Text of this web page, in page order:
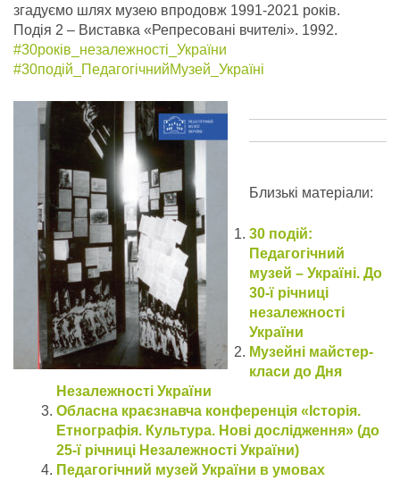
згадуємо шлях музею впродовж 1991-2021 років.
Подія 2 – Виставка «Репресовані вчителі». 1992.
#30років_незалежності_України
#30подій_ПедагогічнийМузей_ Україні
Близькі матеріали:
30 подій:
Педагогічний
музей – Україні. До
30-ї річниці
незалежності
України
Музейні майстер-
класи до Дня
Незалежності України
Обласна краєзнавча конференція «Історія.
Етнографія. Культура. Нові дослідження» (до
25-ї річниці Незалежності України)
Педагогічний музей України в умовах